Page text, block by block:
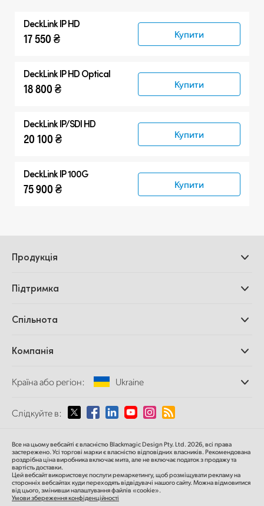
DeckLink IP HD
17 550 ₴ Купити
DeckLink IP HD Optical
18 800 ₴ Купити
DeckLink IP/SDI HD
20 100 ₴ Купити
DeckLink IP 100G
75 900 ₴ Купити
Продукція
Додатки DaVinci
Відеомікшери ATEM
Дискові рекордери
та відтворення
Перетворення форматів
Мовні конвертери
Мережеве сховище
MultiView
Маршрутизація та розподіл
Стрімінг та кодування
Підтримка
Центр підтримки
Спільнота
Компанія
Про нас
Медіа
Країна або регіон: Ukraine
Виберіть вашу країну або регіон
Australia
Austria
Слідкуйте в:
Все на цьому вебсайті є власністю Blackmagic Design Pty. Ltd. 2026, всі права
застережено.Усі торгові марки є власністю відповідних власників.Рекомендована
роздрібна цінавиробника включає мита, але не включає податок з продажу та
вартість доставки.
Цей вебсайт використовує послуги ремаркетингу, щоб розміщувати рекламу на
сторонніх вебсайтах куди переходять відвідувачі нашого сайту. Можна відмовитися
від цього, змінивши налаштування файлів «cookie».
Умови збереження конфіденційності